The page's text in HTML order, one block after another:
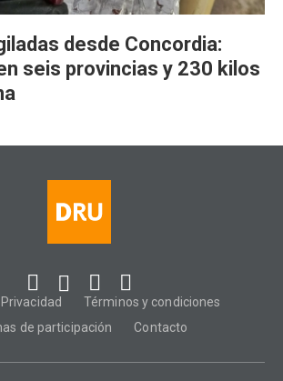
desde Concordia:
seis provincias y 230 kilos
Términos y condiciones
de participación
Contacto